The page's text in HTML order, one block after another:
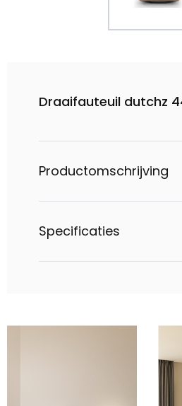
Draaifauteuil dutchz
Productomschrijving
Specificaties